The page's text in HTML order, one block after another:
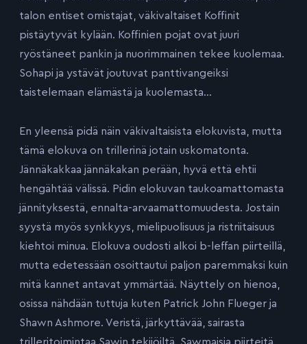
talon entiset omistajat, väkivaltaiset Koffinit
pistäytyvät kylään. Koffinien pojat ovat juuri
ryöstäneet pankin ja nuorimmainen tekee kuolemaa.
Sohapi ja ystävät joutuvat panttivangeiksi
taistelemaan elämästä ja kuolemasta…
En yleensä pidä näin väkivaltaisista elokuvista, mutta
tämä elokuva on trillerinä jotain uskomatonta.
Jännäkakkaa jännäkakan perään, hyvä että ehtii
hengähtää välissä. Pidin elokuvan taukoamattomasta
jännityksestä, ennalta-arvaamattomuudesta. Jostain
syystä myös synkkyys, mielipuolisuus ja ristriitaisuus
kiehtoi minua. Elokuva oudosti alkoi b-leffan piirteillä,
mutta edetessään osoittautui paljon paremmaksi kuin
mitä kannet antavat ymmärtää. Näyttely on hienoa,
osissa nähdään tuttuja kuten Patrick John Flueger ja
Shawn Ashmore. Veristä, järkyttävää, sairasta
trilleritoimintaa Sawin tekijöiltä. Sawmaisia piirteitä